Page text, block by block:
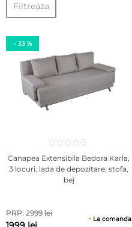
Filtreaza
- 33 %
Canapea Extensibila Bedora Karla,
3 locuri, lada de depozitare, stofa,
bej
PRP: 2999 lei
La comanda